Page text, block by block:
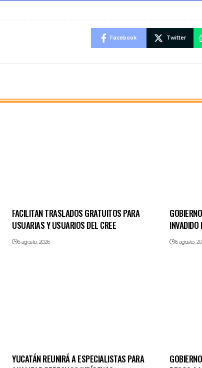
Facebook Twitter
FACILITAN TRASLADOS GRATUITOS PARA
USUARIAS Y USUARIOS DEL CREE
6 agosto, 2026
INVADIDO
6 agosto,
YUCATÁN REUNIRÁ A ESPECIALISTAS PARA